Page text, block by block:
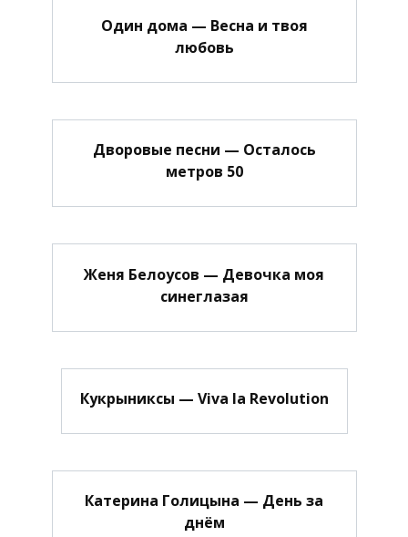
Один дома — Весна и твоя
любовь
Дворовые песни — Осталось
метров 50
Женя Белоусов — Девочка моя
синеглазая
Кукрыниксы — Viva la Revolution
Катерина Голицына — День за
днём